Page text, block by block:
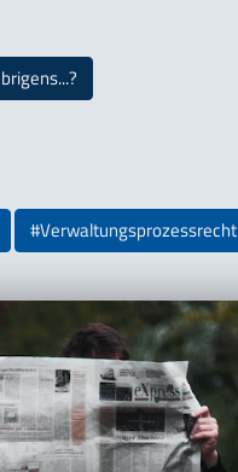
#Verwaltungsprozessrecht